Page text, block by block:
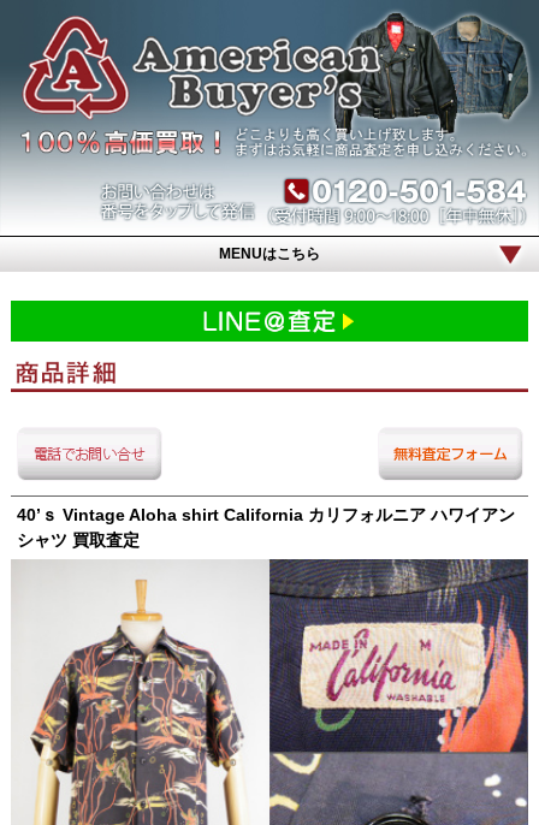
MENUはこちら
40’ｓ Vintage Aloha shirt California カリフォルニア ハワイアン
シャツ 買取査定